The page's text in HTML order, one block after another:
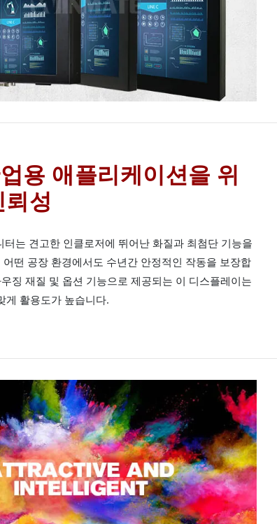
용 애플리케이션을 위
성
는 견고한 인클로저에 뛰어난 화질과 최첨단 기능을
떤 공장 환경에서도 수년간 안정적인 작동을 보장합
징 재질 및 옵션 기능으로 제공되는 이 디스플레이는
게 활용도가 높습니다.